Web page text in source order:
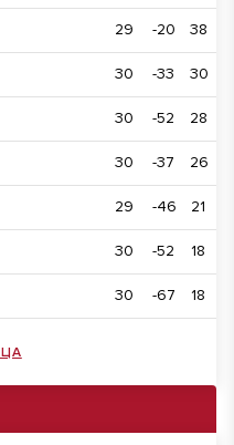
29 -20 38
30 -33 30
30 -52 28
30 -37 26
29 -46 21
30 -52 18
30 -67 18